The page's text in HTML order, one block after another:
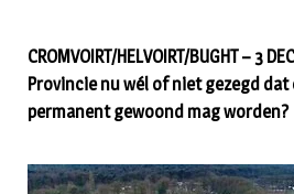
CROMVOIRT/HELVOIRT/BUGHT – 3
Provincie nu wél of niet gezegd
permanent gewoond mag worden?